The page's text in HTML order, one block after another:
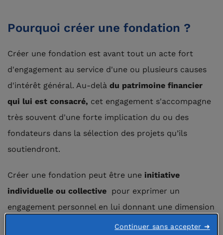
Pourquoi créer une fondation ?
Créer une fondation est avant tout un acte fort
d'engagement au service d'une ou plusieurs causes
d'intérêt général. Au-delà du patrimoine financier
qui lui est consacré, cet engagement s'accompagne
très souvent d'une forte implication du ou des
fondateurs dans la sélection des projets qu’ils
soutiendront.
Créer une fondation peut être une initiative
individuelle ou collective pour exprimer un
engagement personnel en lui donnant une dimension
l’intérêt général . C’est aussi
Continuer sans accepter ➜